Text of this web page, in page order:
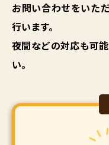
お問い合わせをいた
行います。
夜間などの対応も可
い。